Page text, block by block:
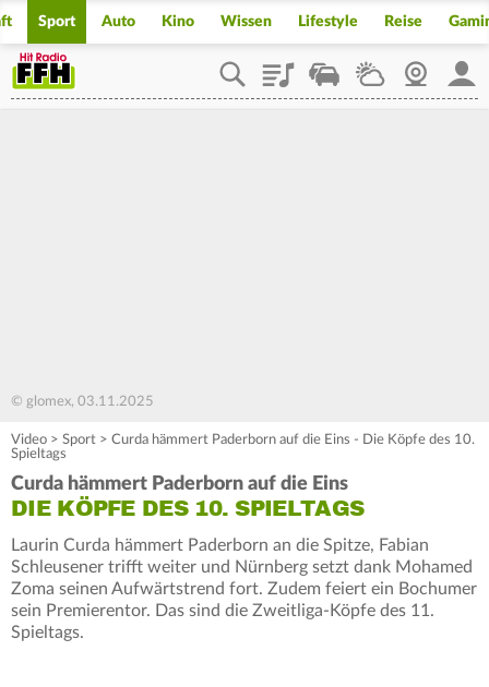
Sport Auto Kino Wissen Lifestyle Reise
PlaylistStaupilotWetterWebcam
© glomex, 03.11.2025
Video > Sport > Curda hämmert Paderborn auf die Eins - Die Köpfe des 10.
Spieltags
Curda hämmert Paderborn auf die Eins
DIE KÖPFE DES 10. SPIELTAGS
Laurin Curda hämmert Paderborn an die Spitze, Fabian
Schleusener trifft weiter und Nürnberg setzt dank Mohamed
Zoma seinen Aufwärtstrend fort. Zudem feiert ein Bochumer
sein Premierentor. Das sind die Zweitliga-Köpfe des 11.
Spieltags.